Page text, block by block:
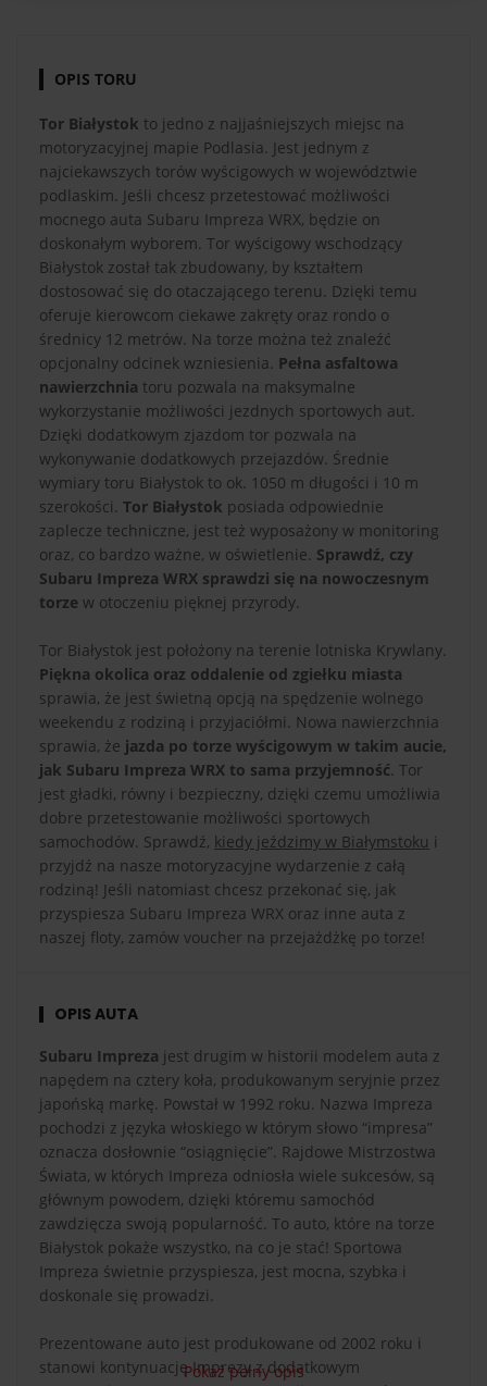
OPIS TORU
Tor Białystok to jedno z najjaśniejszych miejsc na
motoryzacyjnej mapie Podlasia. Jest jednym z
najciekawszych torów wyścigowych w województwie
podlaskim. Jeśli chcesz przetestować możliwości
mocnego auta Subaru Impreza WRX, będzie on
doskonałym wyborem. Tor wyścigowy wschodzący
Białystok został tak zbudowany, by kształtem
dostosować się do otaczającego terenu. Dzięki temu
oferuje kierowcom ciekawe zakręty oraz rondo o
średnicy 12 metrów. Na torze można też znaleźć
opcjonalny odcinek wzniesienia. Pełna asfaltowa
nawierzchnia toru pozwala na maksymalne
wykorzystanie możliwości jezdnych sportowych aut.
Dzięki dodatkowym zjazdom tor pozwala na
wykonywanie dodatkowych przejazdów. Średnie
wymiary toru Białystok to ok. 1050 m długości i 10 m
szerokości. Tor Białystok posiada odpowiednie
zaplecze techniczne, jest też wyposażony w monitoring
oraz, co bardzo ważne, w oświetlenie. Sprawdź, czy
Subaru Impreza WRX sprawdzi się na nowoczesnym
torze w otoczeniu pięknej przyrody.
Tor Białystok jest położony na terenie lotniska Krywlany.
Piękna okolica oraz oddalenie od zgiełku miasta
sprawia, że jest świetną opcją na spędzenie wolnego
weekendu z rodziną i przyjaciółmi. Nowa nawierzchnia
sprawia, że jazda po torze wyścigowym w takim aucie,
jak Subaru Impreza WRX to sama przyjemność. Tor
jest gładki, równy i bezpieczny, dzięki czemu umożliwia
dobre przetestowanie możliwości sportowych
samochodów. Sprawdź, kiedy jeździmy w Białymstoku i
przyjdź na nasze motoryzacyjne wydarzenie z całą
rodziną! Jeśli natomiast chcesz przekonać się, jak
przyspiesza Subaru Impreza WRX oraz inne auta z
naszej floty, zamów voucher na przejażdżkę po torze!
OPIS AUTA
Subaru Impreza jest drugim w historii modelem auta z
napędem na cztery koła, produkowanym seryjnie przez
japońską markę. Powstał w 1992 roku. Nazwa Impreza
pochodzi z języka włoskiego w którym słowo “impresa”
oznacza dosłownie “osiągnięcie”. Rajdowe Mistrzostwa
Świata, w których Impreza odniosła wiele sukcesów, są
głównym powodem, dzięki któremu samochód
zawdzięcza swoją popularność. To auto, które na torze
Białystok pokaże wszystko, na co je stać! Sportowa
Impreza świetnie przyspiesza, jest mocna, szybka i
doskonale się prowadzi.
Prezentowane auto jest produkowane od 2002 roku i
stanowi kontynuację Imprezy z dodatkowym
Pokaż pełny opis